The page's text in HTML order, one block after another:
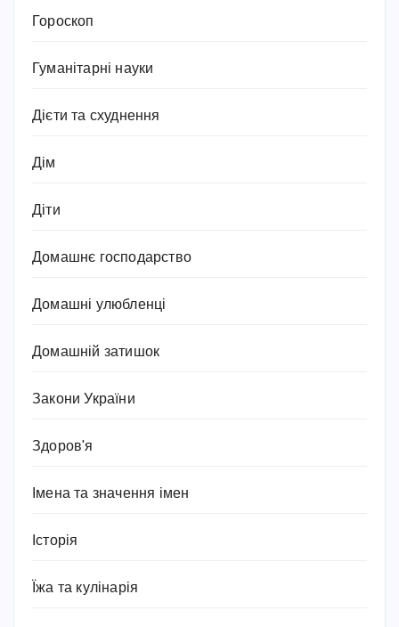
Гороскоп
Гуманітарні науки
Дієти та схуднення
Дім
Діти
Домашнє господарство
Домашні улюбленці
Домашній затишок
Закони України
Здоров'я
Імена та значення імен
Історія
Їжа та кулінарія